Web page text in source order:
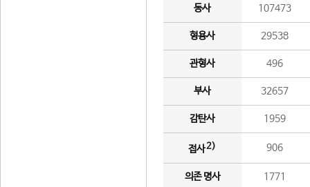
동사 107473
형용사 29538
관형사 496
부사 32657
감탄사 1959
접사2) 906
의존 명사 1771